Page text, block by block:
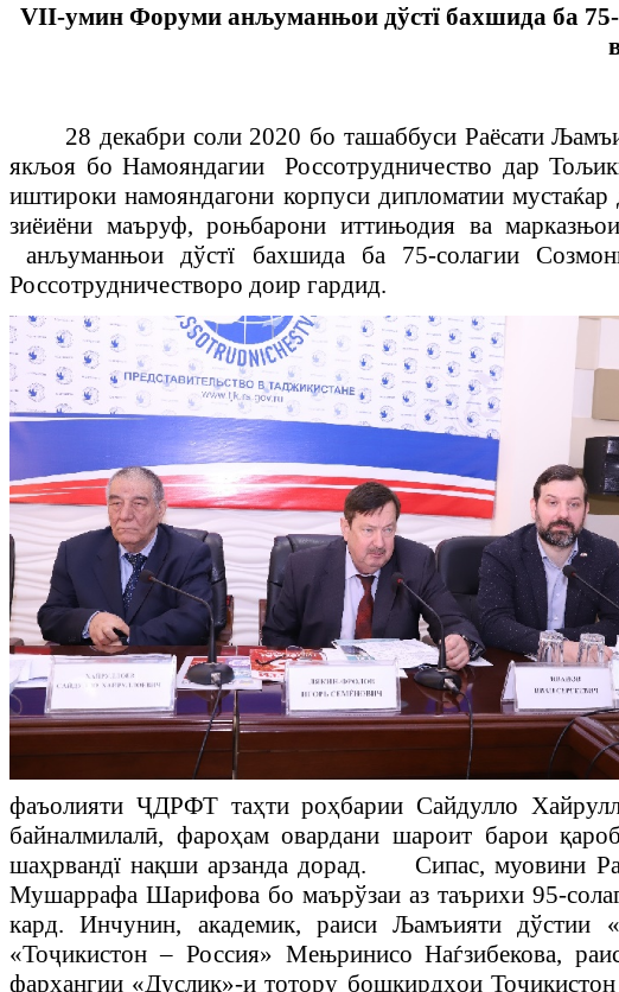
VII-умин Форуми анљуманњои дўстї бахшида ба
28 декабри соли 2020 бо ташаббуси Раёсати
якљоя бо Намояндагии Россотрудничество дар
иштироки намояндагони корпуси дипломатии
зиёиёни маъруф, роњбарони иттињодия ва
анљуманњои дўстї бахшида ба 75-солагии
Россотрудничестворо доир гардид.
фаъолияти ҶДРФТ таҳти роҳбарии Сайдулло
байналмилалӣ, фароҳам овардани шароит бароиқ
шаҳрвандї нақши арзанда дорад. Сипас, муовини
Мушаррафа Шарифова бо маърўзаи аз таърихи 95-
кард. Инчунин, академик, раисиЉамъияти дўстии
«Тоҷикистон – Россия» Мењринисо Наѓзибекова,
фарҳангии «Дуслик»-и тотору бошқирдҳои Тоҷ